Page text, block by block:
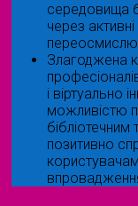
середовища
через активні
Злагоджена
і віртуально
можливістю
позитивно